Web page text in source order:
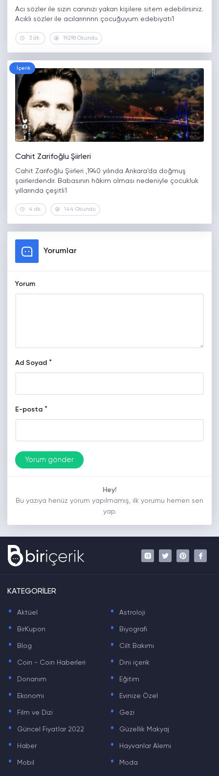
Acı sözler ile sizin canınızı yakan kişilere sitem edebilirsiniz.
Acıklı sözler ile acılarınnnn çocuğuyum edebiyatı1
3 dk. 19298 Okundu
İçerik
Cahit Zarifoğlu Şiirleri
Cahit Zarifoğlu Şiirleri ,1940 yılında Ankara’da doğmuş
şairlerdendir. Babasının hâkim olması nedeniyle çocukluk
yıllarında çeşitli1
4 dk. 144 Okundu
Yorumlar
Yorum
Ad Soyad *
E-posta *
Hey!
Bu yazıya henüz yorum yapılmamış, ilk yorumu hemen sen
yap.
KATEGORİLER
. Aktüel . Astroloji
. BirKupon . Biyografi
. Blog . Cilt Bakımı
. Coin - Coin Haberleri . Dini içerik
. Donanım . Eğitim
. Ekonomi . Evinize Özel
. Film ve Dizi . Gezi
. Güncel Fiyatlar 2022 . Güzellik Makyaj
. Haber . Hayvanlar Alemi
. Mobil . Moda